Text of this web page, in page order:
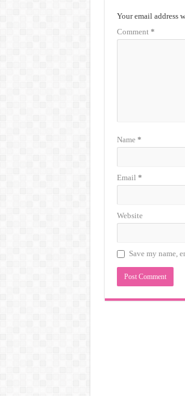
Your email address
Comment *
Name *
Email *
Website
Save my name,